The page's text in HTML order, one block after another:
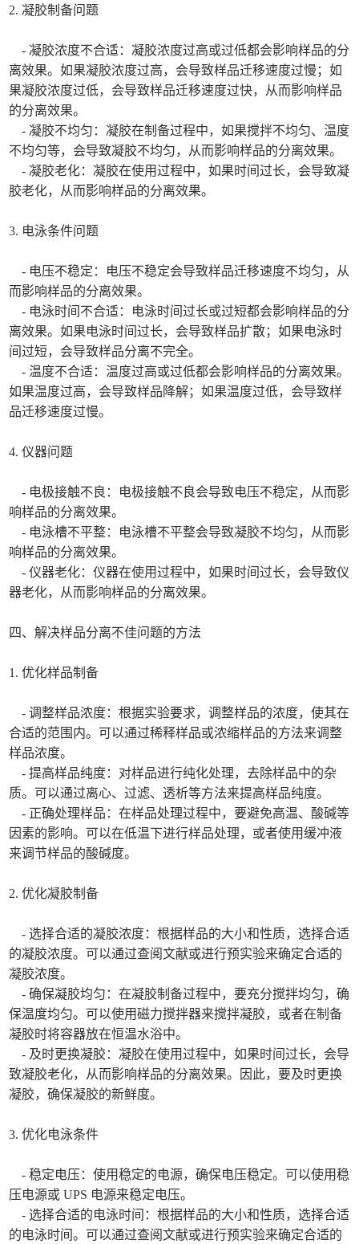
2. 凝胶制备问题
- 凝胶浓度不合适：凝胶浓度过高或过低都会影响样品的分
离效果。如果凝胶浓度过高，会导致样品迁移速度过慢；如
果凝胶浓度过低，会导致样品迁移速度过快，从而影响样品
的分离效果。
- 凝胶不均匀：凝胶在制备过程中，如果搅拌不均匀、温度
不均匀等，会导致凝胶不均匀，从而影响样品的分离效果。
- 凝胶老化：凝胶在使用过程中，如果时间过长，会导致凝
胶老化，从而影响样品的分离效果。
3. 电泳条件问题
- 电压不稳定：电压不稳定会导致样品迁移速度不均匀，从
而影响样品的分离效果。
- 电泳时间不合适：电泳时间过长或过短都会影响样品的分
离效果。如果电泳时间过长，会导致样品扩散；如果电泳时
间过短，会导致样品分离不完全。
- 温度不合适：温度过高或过低都会影响样品的分离效果。
如果温度过高，会导致样品降解；如果温度过低，会导致样
品迁移速度过慢。
4. 仪器问题
- 电极接触不良：电极接触不良会导致电压不稳定，从而影
响样品的分离效果。
- 电泳槽不平整：电泳槽不平整会导致凝胶不均匀，从而影
响样品的分离效果。
- 仪器老化：仪器在使用过程中，如果时间过长，会导致仪
器老化，从而影响样品的分离效果。
四、解决样品分离不佳问题的方法
1. 优化样品制备
- 调整样品浓度：根据实验要求，调整样品的浓度，使其在
合适的范围内。可以通过稀释样品或浓缩样品的方法来调整
样品浓度。
- 提高样品纯度：对样品进行纯化处理，去除样品中的杂
质。可以通过离心、过滤、透析等方法来提高样品纯度。
- 正确处理样品：在样品处理过程中，要避免高温、酸碱等
因素的影响。可以在低温下进行样品处理，或者使用缓冲液
来调节样品的酸碱度。
2. 优化凝胶制备
- 选择合适的凝胶浓度：根据样品的大小和性质，选择合适
的凝胶浓度。可以通过查阅文献或进行预实验来确定合适的
凝胶浓度。
- 确保凝胶均匀：在凝胶制备过程中，要充分搅拌均匀，确
保温度均匀。可以使用磁力搅拌器来搅拌凝胶，或者在制备
凝胶时将容器放在恒温水浴中。
- 及时更换凝胶：凝胶在使用过程中，如果时间过长，会导
致凝胶老化，从而影响样品的分离效果。因此，要及时更换
凝胶，确保凝胶的新鲜度。
3. 优化电泳条件
- 稳定电压：使用稳定的电源，确保电压稳定。可以使用稳
压电源或 UPS 电源来稳定电压。
- 选择合适的电泳时间：根据样品的大小和性质，选择合适
的电泳时间。可以通过查阅文献或进行预实验来确定合适的